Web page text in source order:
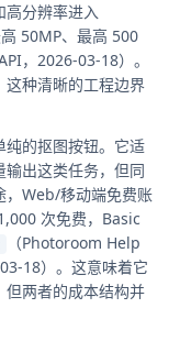
高分辨率进入
50MP、最高 500
，2026-03-18）。
这种清晰的工程边界
纯的抠图按钮。它适
出这类任务，但同
，Web/移动端免费账
次免费，Basic
（Photoroom Help
18）。这意味着它
但两者的成本结构并